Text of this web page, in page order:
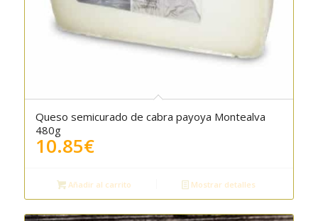
5.00
Queso semicurado de cabra payoya Montealva
480g
10.85€
Añadir al carrito Mostrar detalles